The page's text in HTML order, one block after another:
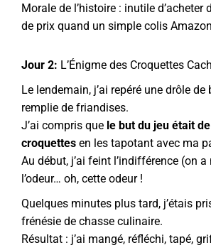
Morale de l’histoire : inutile d’acheter
de prix quand un simple colis
Jour 2: L’Énigme des Croquettes
Le lendemain, j’ai repéré une drôle
remplie de friandises.
J’ai compris que le but du jeu était
croquettes en les tapotant avec ma
Au début, j’ai feint l’indifférence (on
l’odeur… oh, cette odeur !
Quelques minutes plus tard, j’étais
frénésie de chasse culinaire.
Résultat : j’ai mangé, réfléchi, tapé,